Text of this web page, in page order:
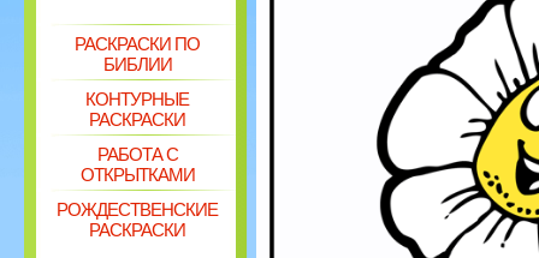
РАСКРАСКИ ПО
БИБЛИИ
КОНТУРНЫЕ
РАСКРАСКИ
РАБОТА С
ОТКРЫТКАМИ
РОЖДЕСТВЕНСКИЕ
РАСКРАСКИ